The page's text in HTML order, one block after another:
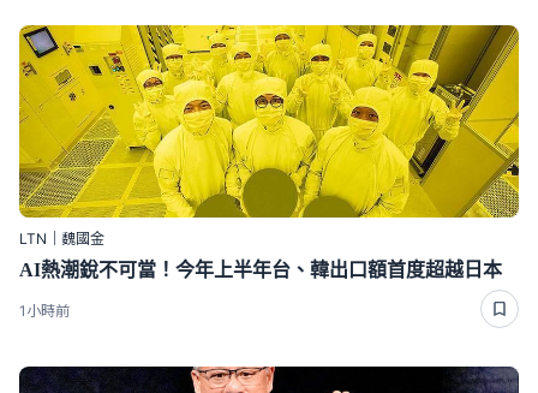
LTN｜魏國金
AI熱潮銳不可當！今年上半年台、韓出口額首度超越日本
1小時前